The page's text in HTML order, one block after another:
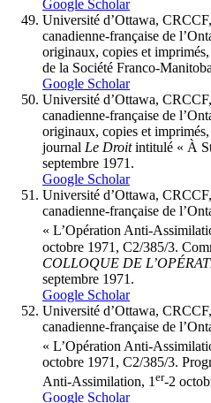
Google Scholar
Université d’Ottawa,
canadienne-française de
originaux, copies et
de la Société Franco-
Google Scholar
Université d’Ottawa,
canadienne-française de
originaux, copies et
journal Le Droitintitulé « À
septembre 1971.
Google Scholar
Université d’Ottawa,
canadienne-française de
« L’Opération Anti-
octobre 1971, C2/385/3.
COLLOQUE DE
septembre 1971.
Google Scholar
Université d’Ottawa,
canadienne-française de
« L’Opération Anti-
octobre 1971, C2/385/3.
Anti-Assimilation, 1er-2
Google Scholar